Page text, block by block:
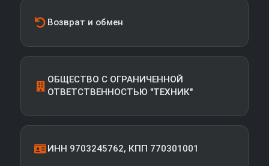
Возврат и обмен
ОБЩЕСТВО С ОГРАНИЧЕННОЙ
ОТВЕТСТВЕННОСТЬЮ "ТЕХНИК"
ИНН 9703245762, КПП 770301001